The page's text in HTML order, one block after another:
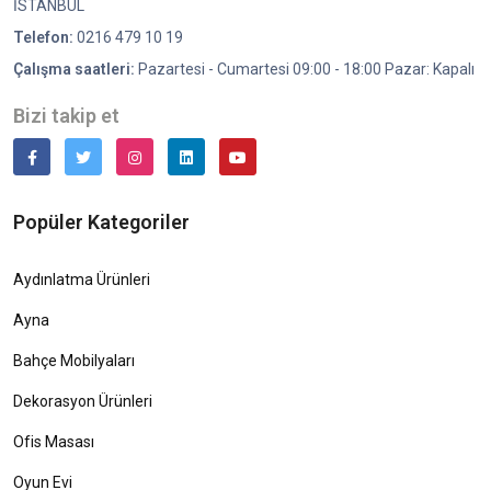
İSTANBUL
Telefon: 0216 479 10 19
Çalışma saatleri: Pazartesi - Cumartesi 09:00 - 18:00 Pazar: Kapalı
Bizi takip et
Popüler Kategoriler
Aydınlatma Ürünleri
Ayna
Bahçe Mobilyaları
Dekorasyon Ürünleri
Ofis Masası
Oyun Evi